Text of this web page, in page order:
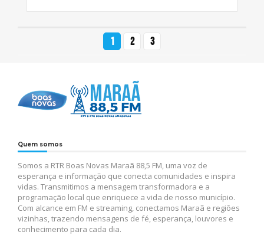
1 2 3
Quem somos
Somos a RTR Boas Novas Maraã 88,5 FM, uma voz de
esperança e informação que conecta comunidades e inspira
vidas. Transmitimos a mensagem transformadora e a
programação local que enriquece a vida de nosso município.
Com alcance em FM e streaming, conectamos Maraã e regiões
vizinhas, trazendo mensagens de fé, esperança, louvores e
conhecimento para cada dia.